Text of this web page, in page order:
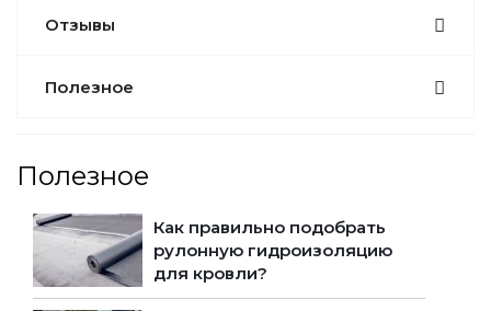
Отзывы
Полезное
Полезное
Как правильно подобрать
рулонную гидроизоляцию
для кровли?